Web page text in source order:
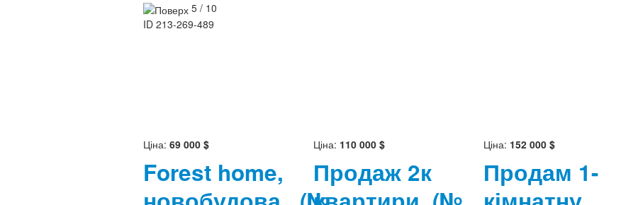
5 / 10
ID 213-269-489
Ціна: 69 000 $
Forest home,
Ціна: 110 000 $
Продаж 2к
Ціна: 152 000 $
Продам 1-